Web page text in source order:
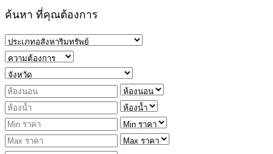
ค้นหา ที่คุณต้องการ